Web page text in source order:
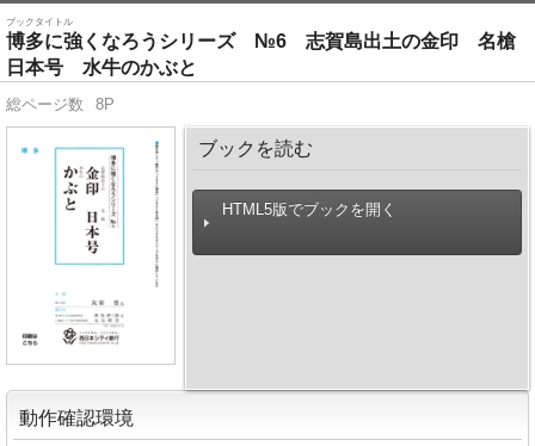
ブックタイトル
博多に強くなろうシリーズ №6 志賀島出土の金印 名槍
日本号 水牛のかぶと
総ページ数 8P
ブックを読む
HTML5版でブックを開く
動作確認環境